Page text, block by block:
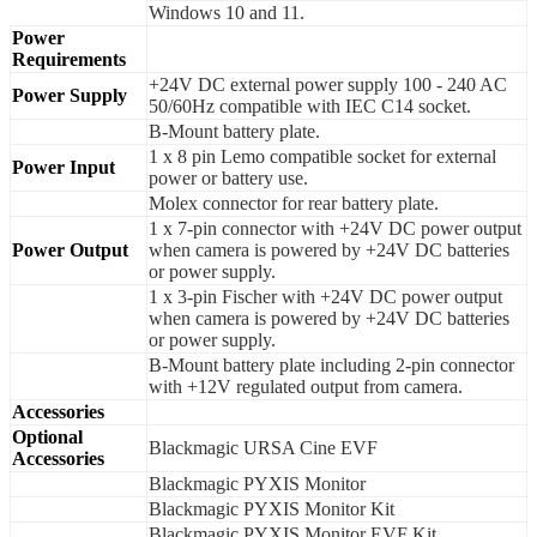
Windows 10 and 11.
Power
Requirements
Power Supply
+24V DC external power supply 100 - 240 AC
50/60Hz compatible with IEC C14 socket.
B-Mount battery plate.
Power Input
1 x 8 pin Lemo compatible socket for external
power or battery use.
Molex connector for rear battery plate.
Power Output
1 x 7-pin connector with +24V DC power output
when camera is powered by +24V DC batteries
or power supply.
1 x 3-pin Fischer with +24V DC power output
when camera is powered by +24V DC batteries
or power supply.
B-Mount battery plate including 2-pin connector
with +12V regulated output from camera.
Accessories
Optional
Accessories
Blackmagic URSA Cine EVF
Blackmagic PYXIS Monitor
Blackmagic PYXIS Monitor Kit